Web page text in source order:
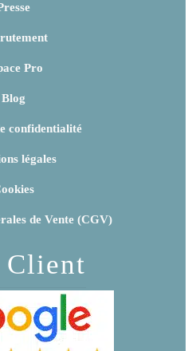
Pro
Blog
confidentialité
légales
de Vente (CGV)
Client